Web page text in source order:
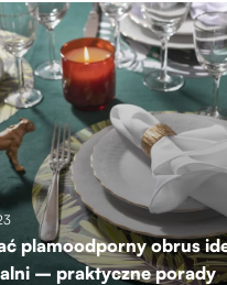
plamoodporny obrus
– praktyczne porady